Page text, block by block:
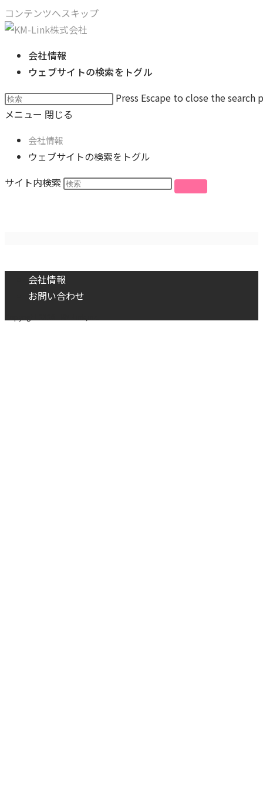
コンテンツへスキップ
会社情報
ウェブサイトの検索をトグル
Press Escape to close the search
メニュー 閉じる
会社情報
ウェブサイトの検索をトグル
サイト内検索
会社情報
お問い合わせ